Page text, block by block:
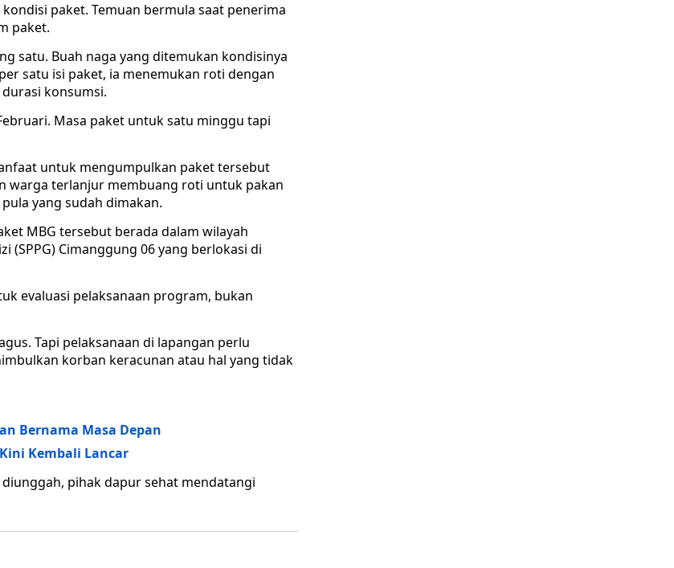
paket. Temuan bermula saat penerima
paket.
satu. Buah naga yang ditemukan kondisinya
satu isi paket, ia menemukan roti dengan
konsumsi.
Masa paket untuk satu minggu tapi
untuk mengumpulkan paket tersebut
warga terlanjur membuang roti untuk pakan
yang sudah dimakan.
MBG tersebut berada dalam wilayah
(SPPG) Cimanggung 06 yang berlokasi di
evaluasi pelaksanaan program, bukan
Tapi pelaksanaan di lapangan perlu
korban keracunan atau hal yang tidak
Bernama Masa Depan
Kembali Lancar
pihak dapur sehat mendatangi